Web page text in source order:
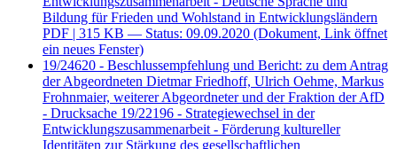
Bildung für Frieden und Wohlstand in Entwicklungsländern
PDF | 315 KB — Status: 09.09.2020 (Dokument, Link öffnet
ein neues Fenster)
19/24620 - Beschlussempfehlung und Bericht: zu dem Antrag
der Abgeordneten Dietmar Friedhoff, Ulrich Oehme, Markus
Frohnmaier, weiterer Abgeordneter und der Fraktion der AfD
- Drucksache 19/22196 - Strategiewechsel in der
Entwicklungszusammenarbeit - Förderung kultureller
Identitäten zur Stärkung des gesellschaftlichen